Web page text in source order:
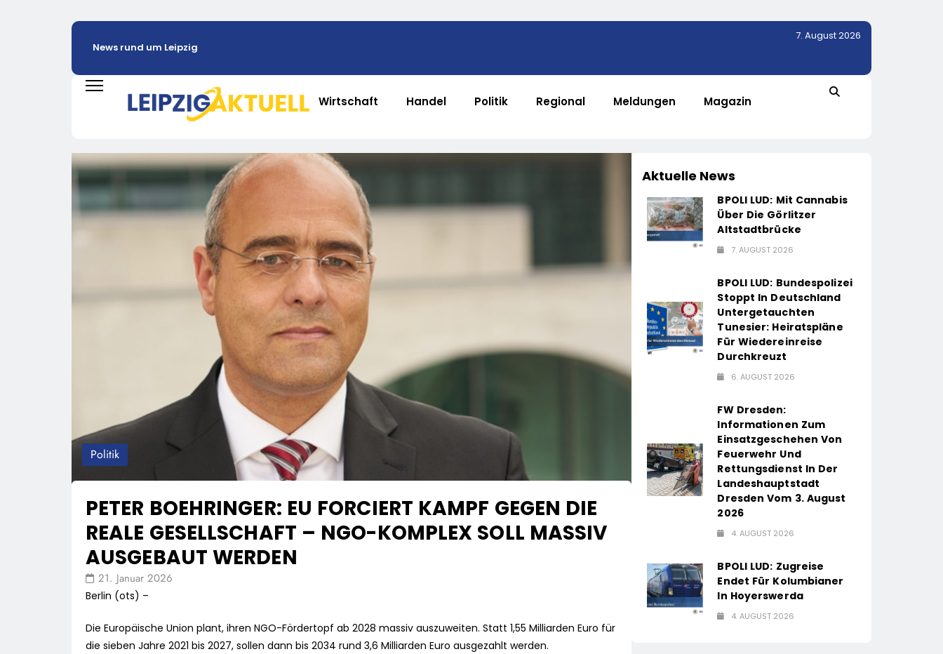
News rund um Leipzig
7. August 2026
Wirtschaft Handel Politik Regional Meldungen Magazin
Politik
PETER BOEHRINGER: EU FORCIERT KAMPF GEGEN DIE
REALE GESELLSCHAFT – NGO-KOMPLEX SOLL MASSIV
AUSGEBAUT WERDEN
21. Januar 2026
Berlin (ots) –
Die Europäische Union plant, ihren NGO-Fördertopf ab 2028 massiv auszuweiten. Statt 1,55 Milliarden Euro für
die sieben Jahre 2021 bis 2027, sollen dann bis 2034 rund 3,6 Milliarden Euro ausgezahlt werden.
Aktuelle News
BPOLI LUD: Mit Cannabis
Über Die Görlitzer
Altstadtbrücke
7. AUGUST 2026
BPOLI LUD: Bundespolizei
Stoppt In Deutschland
Untergetauchten
Tunesier: Heiratspläne
Für Wiedereinreise
Durchkreuzt
6. AUGUST 2026
FW Dresden:
Informationen Zum
Einsatzgeschehen Von
Feuerwehr Und
Rettungsdienst In Der
Landeshauptstadt
Dresden Vom 3. August
2026
4. AUGUST 2026
BPOLI LUD: Zugreise
Endet Für Kolumbianer
In Hoyerswerda
4. AUGUST 2026